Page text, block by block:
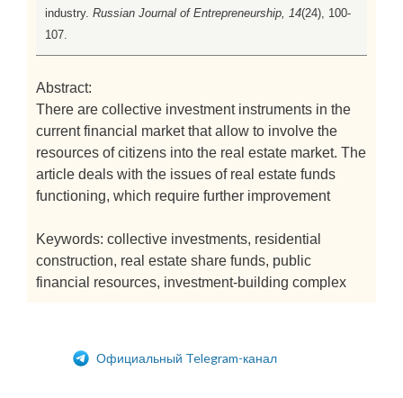
industry. Russian Journal of Entrepreneurship, 14(24), 100-
107.
Abstract:
There are collective investment instruments in the
current financial market that allow to involve the
resources of citizens into the real estate market. The
article deals with the issues of real estate funds
functioning, which require further improvement
Keywords: collective investments, residential
construction, real estate share funds, public
financial resources, investment-building complex
Официальный Telegram-канал